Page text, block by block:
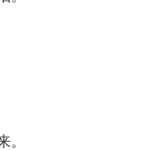
。